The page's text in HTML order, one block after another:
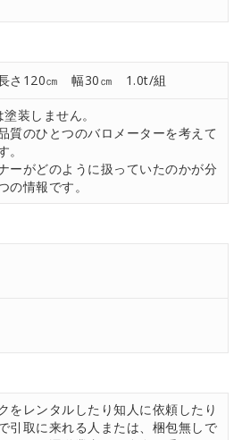
さ120㎝ 幅30㎝ 1.0t/組
装しません。
質のひとつのバロメーターを考えて
。
ーがどのように扱っていたのかが分
の情報です。
をレンタルしたり知人に依頼したり
引取に来れる人または、梱包無しで